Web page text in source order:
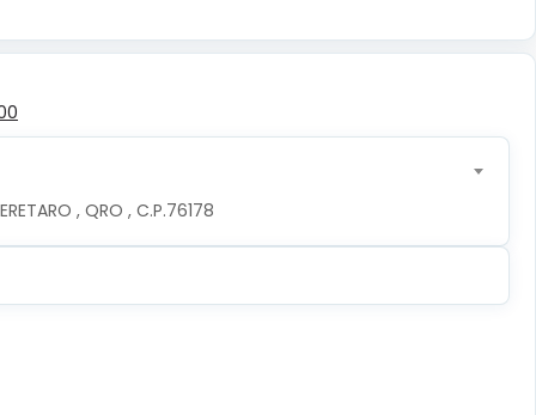
, QRO , C.P.76178